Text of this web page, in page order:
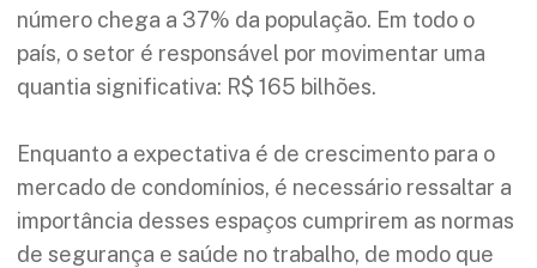
número chega a 37% da população. Em todo o
país, o setor é responsável por movimentar uma
quantia significativa: R$ 165 bilhões.
Enquanto a expectativa é de crescimento para o
mercado de condomínios, é necessário ressaltar a
importância desses espaços cumprirem as normas
de segurança e saúde no trabalho, de modo que